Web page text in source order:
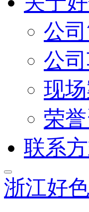
公
公
现
荣
联系
浙江好